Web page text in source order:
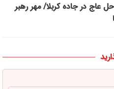
عاج در جاده کربلا/ مهر رهبر